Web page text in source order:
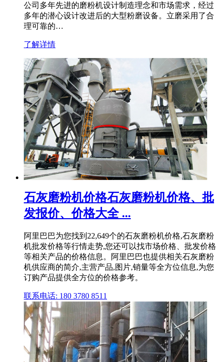
公司多年先进的磨粉机设计制造理念和市场需求，经过
多年的潜心设计改进后的大型粉磨设备。立磨采用了合
理可靠的…
了解详情
石灰磨粉机价格石灰磨粉机价格、批
发报价、价格大全 ...
阿里巴巴为您找到22,649个的石灰磨粉机价格,石灰磨粉
机批发价格等行情走势,您还可以找市场价格、批发价格
等相关产品的价格信息。阿里巴巴也提供相关石灰磨粉
机供应商的简介,主营产品,图片,销量等全方位信息,为您
订购产品提供全方位的价格参考。
联系电话: 180 3780 8511